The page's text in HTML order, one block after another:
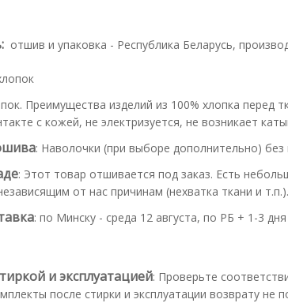
отшив и упаковка - Республика Беларусь,
Преимущества изделий из 100% хлопка
с кожей, не электризуется, не возникает
: Наволочки (при выборе дополнительно) без
: Этот товар отшивается под заказ. Есть
от нас причинам (нехватка ткани и
: по Минску - среда 12 августа, по РБ + 1-3 дня
и эксплуатацией: Проверьте
после стирки и эксплуатации возврату